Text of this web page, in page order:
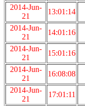
2014-Jun-
21
13:01:14
2014-Jun-
21
14:01:16
2014-Jun-
21
15:01:16
2014-Jun-
21
16:08:08
2014-Jun-
21
17:01:11